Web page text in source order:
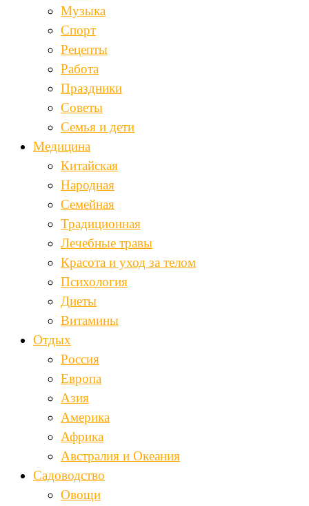
Музыка
Спорт
Рецепты
Работа
Праздники
Советы
Семья и дети
Медицина
Китайская
Народная
Семейная
Традиционная
Лечебные травы
Красота и уход за телом
Психология
Диеты
Витамины
Отдых
Россия
Европа
Азия
Америка
Африка
Австралия и Океания
Садоводство
Овощи